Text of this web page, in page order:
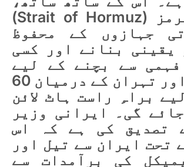
آبنائے ہرمز (Strait of Hormuz)
جہازوں کے محفوظ
یقینی بنانے اور کسی
فہمی سے بچنے کے لیے
واشنگٹن اور تہران کے درمیان 60
براہِ راست ہاٹ لائن
گی۔ ایرانی وزیر
تصدیق کی ہے کہ اس
تحت ایران سے تیل اور
کی برآمدات سے